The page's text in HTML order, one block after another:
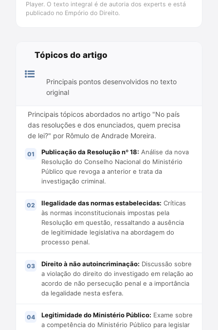
Player. O texto integral é de autoria dos experts e está
publicado no Empório do Direito.
Tópicos do artigo
Principais pontos desenvolvidos no texto
original
Principais tópicos abordados no artigo "No país
das resoluções e dos enunciados, quem precisa
de lei?" por Rômulo de Andrade Moreira.
Publicação da Resolução nº 18: Análise da nova
Resolução do Conselho Nacional do Ministério
Público que revoga a anterior e trata da
investigação criminal.
Ilegalidade das normas estabelecidas: Críticas
às normas inconstitucionais impostas pela
Resolução em questão, ressaltando a ausência
de legitimidade legislativa na abordagem do
processo penal.
Direito à não autoincriminação: Discussão sobre
a violação do direito do investigado em relação ao
acordo de não persecução penal e a importância
da legalidade nesta esfera.
Legitimidade do Ministério Público: Exame sobre
a competência do Ministério Público para legislar